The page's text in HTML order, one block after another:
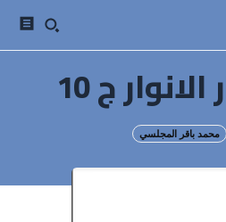
ج 10
محمد باقر المجلسي